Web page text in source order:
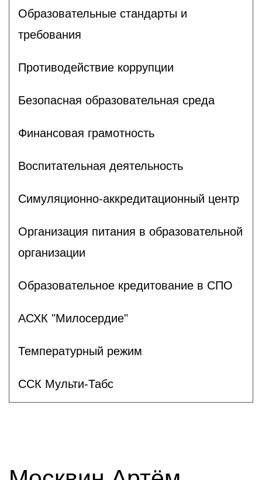
Образовательные стандарты и
требования
Противодействие коррупции
Безопасная образовательная среда
Финансовая грамотность
Воспитательная деятельность
Симуляционно-аккредитационный центр
Организация питания в образовательной
организации
Образовательное кредитование в СПО
АСХК "Милосердие"
Температурный режим
ССК Мульти-Табс